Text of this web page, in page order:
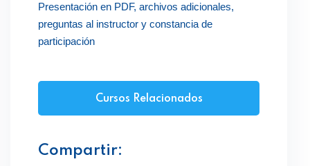
Presentación en PDF, archivos adicionales,
preguntas al instructor y constancia de
participación
Cursos Relacionados
Compartir: